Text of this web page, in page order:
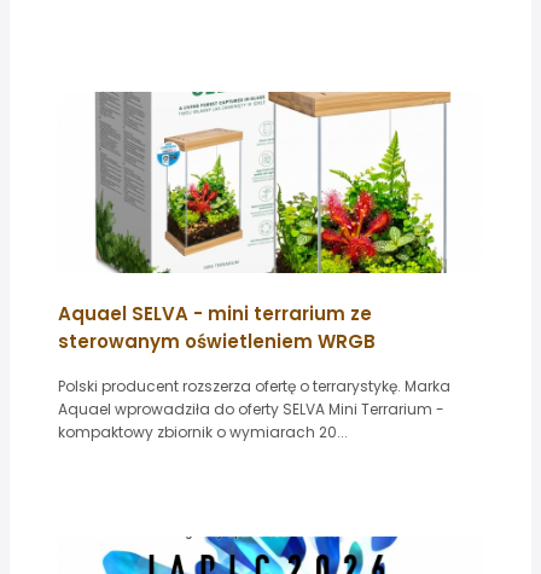
Aquael SELVA - mini terrarium ze
sterowanym oświetleniem WRGB
Polski producent rozszerza ofertę o terrarystykę. Marka
Aquael wprowadziła do oferty SELVA Mini Terrarium -
kompaktowy zbiornik o wymiarach 20...